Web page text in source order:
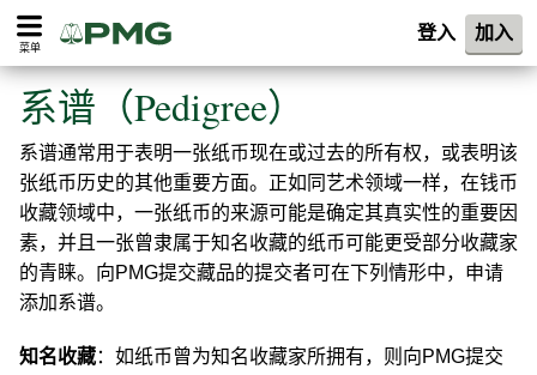
菜单
登入 加入
系谱（Pedigree）
系谱通常用于表明一张纸币现在或过去的所有权，或表明该
张纸币历史的其他重要方面。正如同艺术领域一样，在钱币
收藏领域中，一张纸币的来源可能是确定其真实性的重要因
素，并且一张曾隶属于知名收藏的纸币可能更受部分收藏家
的青睐。向PMG提交藏品的提交者可在下列情形中，申请
添加系谱。
知名收藏：如纸币曾为知名收藏家所拥有，则向PMG提交